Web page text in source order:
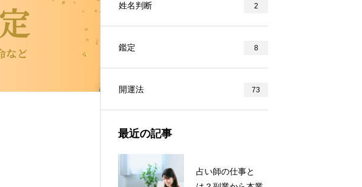
姓名判断 2
鑑定 8
開運法 73
最近の記事
占い師の仕事と